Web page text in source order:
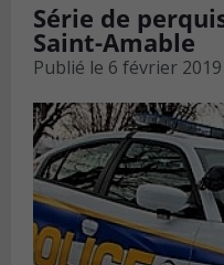
Série de
Saint-Amable
Publié le 6 février